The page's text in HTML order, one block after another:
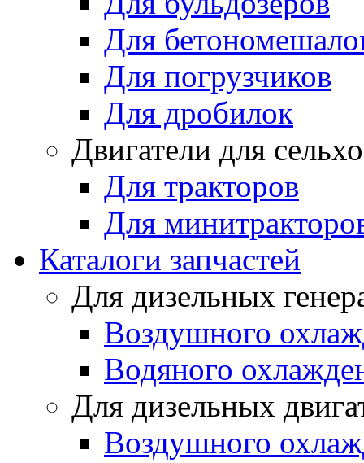
Для
Для погрузчиков
Для дробилок
Двигатели для
Для тракторов
Для
Каталоги запчастей
Для дизельных
Воздушного
Водяного
Для дизельных
Воздушного